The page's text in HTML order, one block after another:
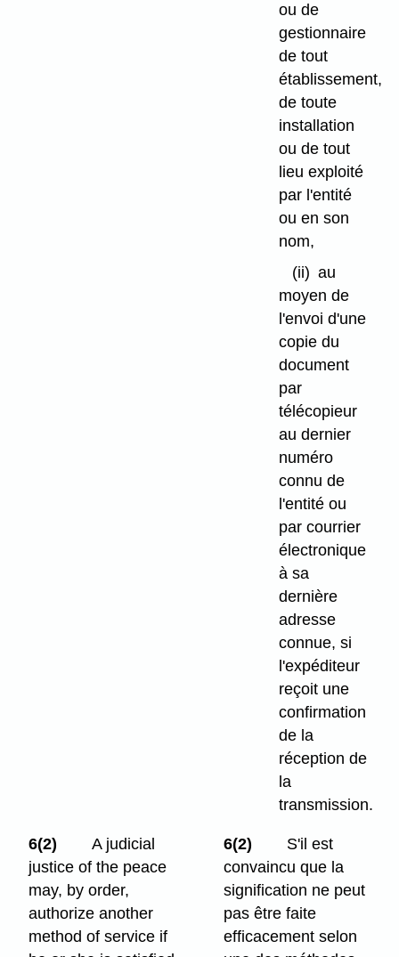
ou de
gestionnaire
de tout
établissement,
de toute
installation
ou de tout
lieu exploité
par l'entité
ou en son
nom,
(ii) au
moyen de
l'envoi d'une
copie du
document
par
télécopieur
au dernier
numéro
connu de
l'entité ou
par courrier
électronique
à sa
dernière
adresse
connue, si
l'expéditeur
reçoit une
confirmation
de la
réception de
la
transmission.
6(2)
A judicial
justice of the peace
may, by order,
authorize another
method of service if
6(2)
S'il est
convaincu que la
signification ne peut
pas être faite
efficacement selon